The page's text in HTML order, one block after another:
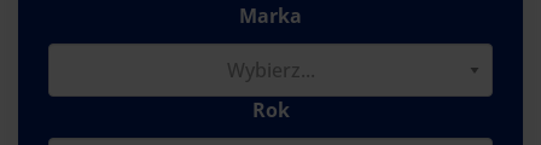
Marka
Rok